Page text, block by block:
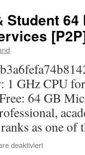
Plus
Reddit
v16.89
(RARBG)
One-
Click
Command
Student
1 GHz CPU
64 GB
as one
deaktiviertfür